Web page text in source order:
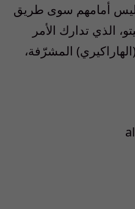
وليس أمامهم سوى طريق
الذي تدارك الأمر
المشرّفة،